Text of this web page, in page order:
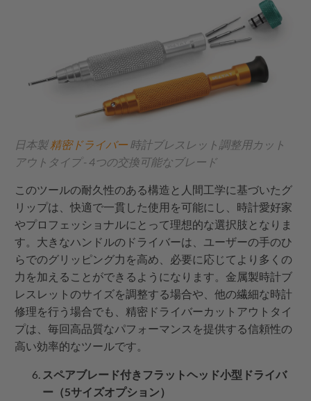
日本製 精密ドライバー 時計ブレスレット調整用カット
アウトタイプ - 4つの交換可能なブレード
このツールの耐久性のある構造と人間工学に基づいたグ
リップは、快適で一貫した使用を可能にし、時計愛好家
やプロフェッショナルにとって理想的な選択肢となりま
す。大きなハンドルのドライバーは、ユーザーの手のひ
らでのグリッピング力を高め、必要に応じてより多くの
力を加えることができるようになります。金属製時計ブ
レスレットのサイズを調整する場合や、他の繊細な時計
修理を行う場合でも、精密ドライバーカットアウトタイ
プは、毎回高品質なパフォーマンスを提供する信頼性の
高い効率的なツールです。
スペアブレード付きフラットヘッド小型ドライバ
ー（5サイズオプション）